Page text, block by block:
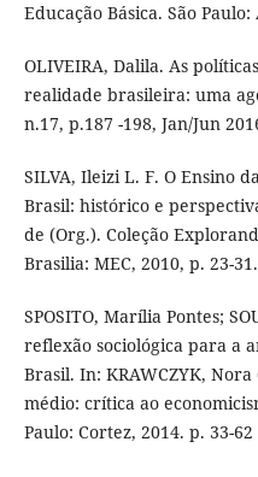
Educação Básica. São
OLIVEIRA, Dalila. As
realidade brasileira: uma
n.17, p.187 -198, Jan/Jun
SILVA, Ileizi L. F. O Ensino
Brasil: histórico e
de (Org.). Coleção
Brasilia: MEC, 2010, p. 23-31.
SPOSITO, Marília Pontes;
reflexão sociológica para a
Brasil. In: KRAWCZYK,
médio: crítica ao
Paulo: Cortez, 2014. p. 33-62